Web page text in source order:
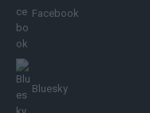
Facebook
Bluesky